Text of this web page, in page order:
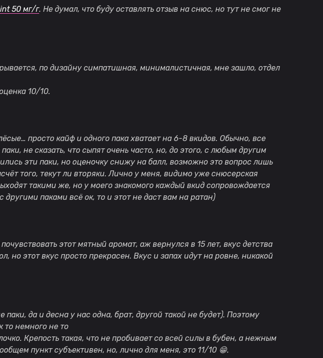
50 мг/г. Не думал, что буду оставлять отзыв на снюс, но тут не смог не
по дизайну симпатишная, минималистичная, мне зашло, отдел
10/10.
просто кайф и одного пака хватает на 6-8 вкидов. Обычно, все
не сказать, что сыпят очень часто, но, до этого, с любым другим
эти паки, но оценочку снижу на балл, возможно это вопрос лишь
того, текут ли вторяки. Лично у меня, видимо уже снюсерская
такими же, но у моего знакомого каждый вкид сопровождается
паками всё ок, то и этот не даст вам на ратан)
этот мятный аромат, аж вернулся в 15 лет, вкус детства
этот вкус просто прекрасен. Вкус и запах идут на ровне, никакой
да и десна у нас одна, брат, другой такой не будет). Поэтому
то немного не то
Крепость такая, что не пробивает со всей силы в бубен, а нежным
пункт субъективен, но, лично для меня, это 11/10 😁.